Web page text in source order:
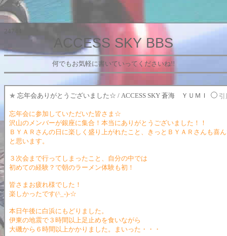
24744
ACCESS SKY BBS
何でもお気軽に書いていってくださいね!!
★ 忘年会ありがとうございました☆ / ACCESS SKY 蒼海 ＹＵＭＩ 引
忘年会に参加していただいた皆さま☆
沢山のメンバーが銀座に集合！本当にありがとうございました！！
ＢＹＡＲさんの日に楽しく盛り上がれたこと、きっとＢＹＡＲさんも喜
と思います。
３次会まで行ってしまったこと、自分の中では
初めての経験？で朝のラーメン体験も初！
皆さまお疲れ様でした！
楽しかったです(^_-)-☆
本日午後に白浜にもどりました。
伊東の地震で３時間以上足止めを食いながら
大磯から６時間以上かかりました。まいった・・・